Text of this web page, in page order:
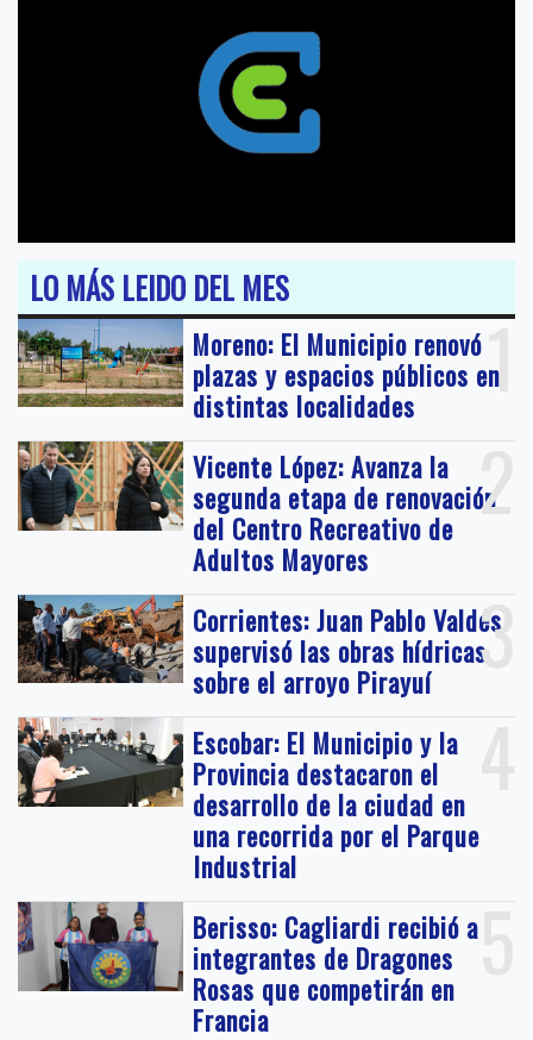
LO MÁS LEIDO DEL MES
1
Moreno: El Municipio renovó
plazas y espacios públicos en
distintas localidades
2
Vicente López: Avanza la
segunda etapa de renovación
del Centro Recreativo de
Adultos Mayores
3
Corrientes: Juan Pablo Valdés
supervisó las obras hídricas
sobre el arroyo Pirayuí
4
Escobar: El Municipio y la
Provincia destacaron el
desarrollo de la ciudad en
una recorrida por el Parque
Industrial
5
Berisso: Cagliardi recibió a
integrantes de Dragones
Rosas que competirán en
Francia